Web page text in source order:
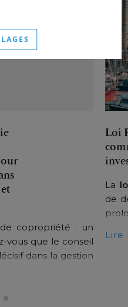
copropriété : un
que le conseil
dans la gestion
assure
les…
Loi
La
de
Lire